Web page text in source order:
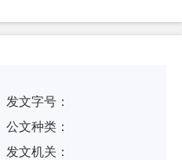
发文字号：
公文种类：
发文机关：